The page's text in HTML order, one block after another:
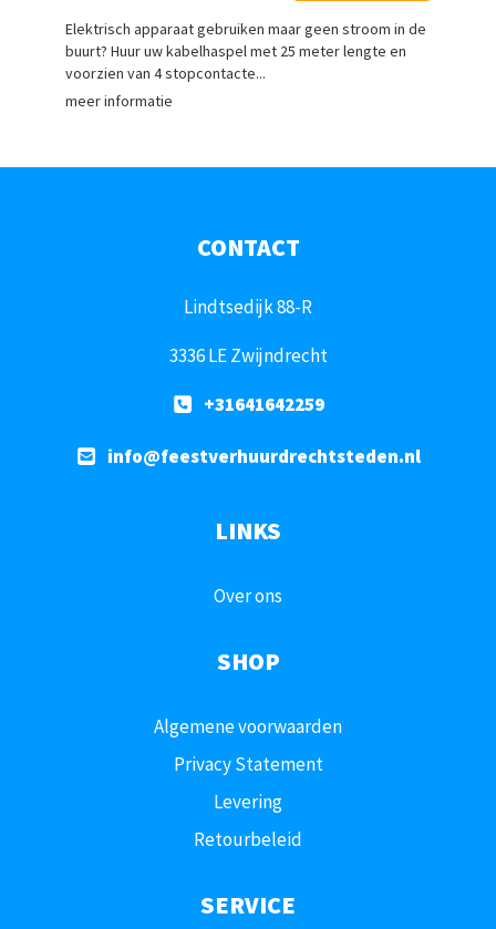
Elektrisch apparaat gebruiken maar geen stroom in de
buurt? Huur uw kabelhaspel met 25 meter lengte en
voorzien van 4 stopcontacte...
meer informatie
CONTACT
Lindtsedijk 88-R
3336 LE Zwijndrecht
+31641642259
info@feestverhuurdrechtsteden.nl
LINKS
Over ons
SHOP
Algemene voorwaarden
Privacy Statement
Levering
Retourbeleid
SERVICE